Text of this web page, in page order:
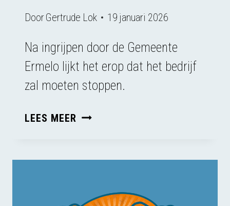
DoorGertrude Lok 19 januari 2026
Na ingrijpen door de Gemeente
Ermelo lijkt het erop dat het bedrijf
zal moeten stoppen.
LEES MEER HET
DE
EENDENHOUDERIJ